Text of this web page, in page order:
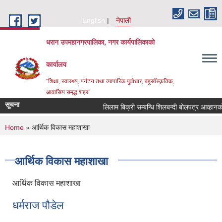
English
नेपाली
धरान उपमहानगरपालिका, नगर कार्यपालिकाको
कार्यालय
“शिक्षा, स्वास्थ्य, पर्यटन तथा व्यापारिक पुर्वाधार, बहुसाँस्कृतिक,
आवासिय समृद्ध शहर”
सूचना लिलाम बिक्री सम्बन्धि
You are here
Home » आर्थिक विकास महाशाखा
आर्थिक विकास महाशाखा
आर्थिक विकास महाशाखा
धर्मराज पौडेल